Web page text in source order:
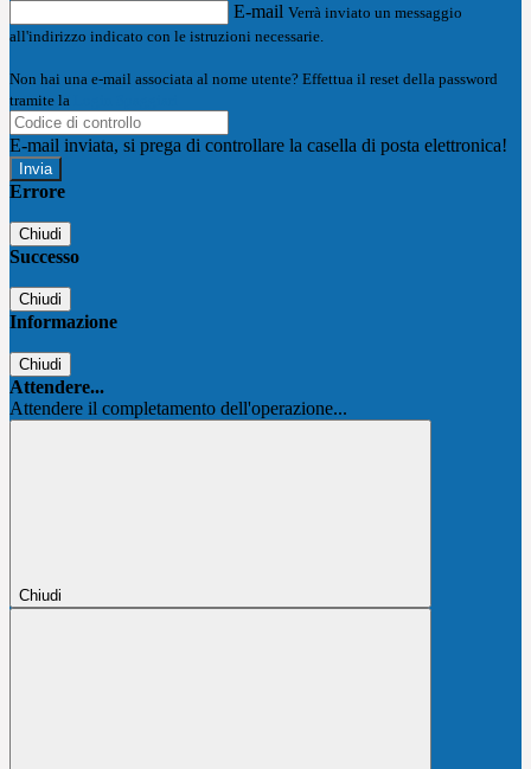
E-mail Verrà inviato un messaggio
all'indirizzo indicato con le istruzioni necessarie.
Non hai una e-mail associata al nome utente? Effettua il reset della password
tramite la
E-mail inviata, si prega di controllare la casella di posta elettronica!
Errore
Chiudi
Successo
Chiudi
Informazione
Chiudi
Attendere...
Attendere il completamento dell'operazione...
Chiudi